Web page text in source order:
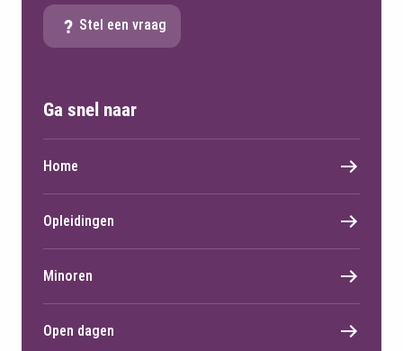
Stel een vraag
Ga snel naar
Home
Opleidingen
Minoren
Open dagen